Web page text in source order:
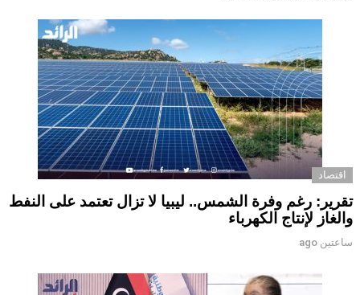
اقتصاد
تقرير: رغم وفرة الشمس.. ليبيا لا تزال تعتمد على النفط
والغاز لإنتاج الكهرباء
ساعتين ago